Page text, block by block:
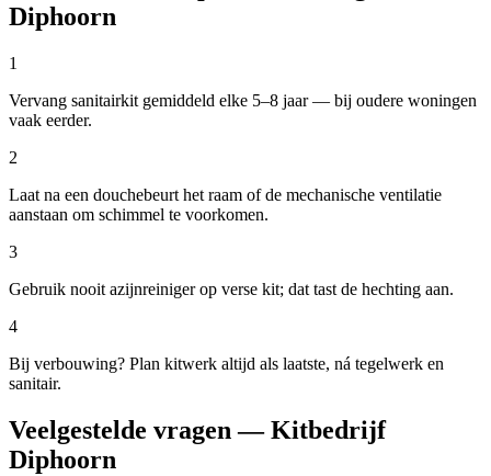
Diphoorn
1
Vervang sanitairkit gemiddeld elke 5–8 jaar — bij oudere woningen
vaak eerder.
2
Laat na een douchebeurt het raam of de mechanische ventilatie
aanstaan om schimmel te voorkomen.
3
Gebruik nooit azijnreiniger op verse kit; dat tast de hechting aan.
4
Bij verbouwing? Plan kitwerk altijd als laatste, ná tegelwerk en
sanitair.
Veelgestelde vragen — Kitbedrijf
Diphoorn